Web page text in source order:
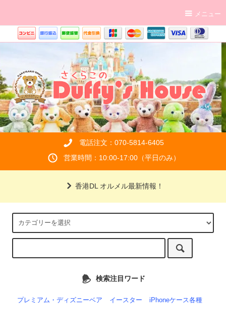
メニュー
電話注文：070-5814-6405
営業時間：10:00-17:00（平日のみ）
香港DL オルメル最新情報！
検索注目ワード
プレミアム・ディズニーベア イースター iPhoneケース各種